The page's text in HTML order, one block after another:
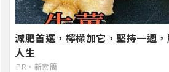
減肥首選，檸檬加它，堅持一週
人生
PR・新素簡